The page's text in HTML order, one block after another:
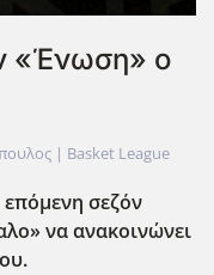
«Ένωση» ο
| Basket League
επόμενη σεζόν
να ανακοινώνει